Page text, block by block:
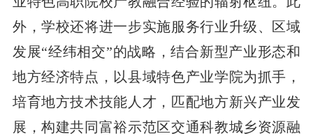
外，学校还将进一步实施服务行业升级、区域
发展“经纬相交”的战略，结合新型产业形态和
地方经济特点，以县域特色产业学院为抓手，
培育地方技术技能人才，匹配地方新兴产业发
展，构建共同富裕示范区交通科教城乡资源融